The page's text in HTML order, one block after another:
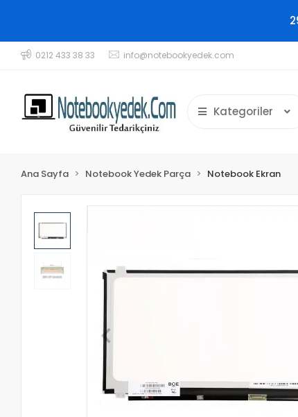
0212 433 38 33 info@notebookyedek.com
Kategoriler
Ana Sayfa Notebook Yedek Parça Notebook Ekran